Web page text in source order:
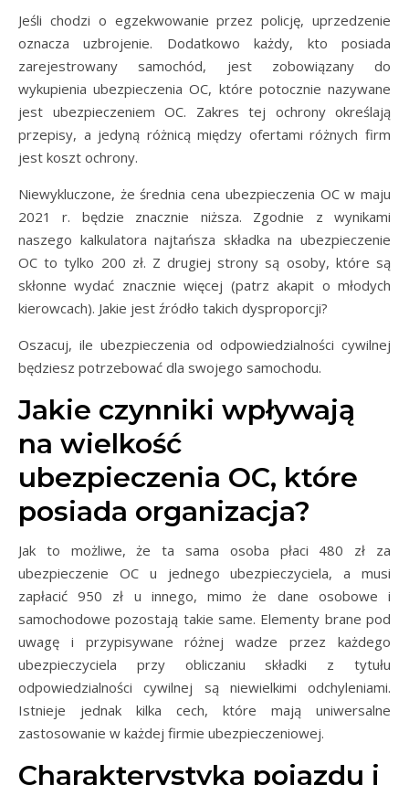
Jeśli chodzi o egzekwowanie przez policję, uprzedzenie
oznacza uzbrojenie. Dodatkowo każdy, kto posiada
zarejestrowany samochód, jest zobowiązany do
wykupienia ubezpieczenia OC, które potocznie nazywane
jest ubezpieczeniem OC. Zakres tej ochrony określają
przepisy, a jedyną różnicą między ofertami różnych firm
jest koszt ochrony.
Niewykluczone, że średnia cena ubezpieczenia OC w maju
2021 r. będzie znacznie niższa. Zgodnie z wynikami
naszego kalkulatora najtańsza składka na ubezpieczenie
OC to tylko 200 zł. Z drugiej strony są osoby, które są
skłonne wydać znacznie więcej (patrz akapit o młodych
kierowcach). Jakie jest źródło takich dysproporcji?
Oszacuj, ile ubezpieczenia od odpowiedzialności cywilnej
będziesz potrzebować dla swojego samochodu.
Jakie czynniki wpływają
na wielkość
ubezpieczenia OC, które
posiada organizacja?
Jak to możliwe, że ta sama osoba płaci 480 zł za
ubezpieczenie OC u jednego ubezpieczyciela, a musi
zapłacić 950 zł u innego, mimo że dane osobowe i
samochodowe pozostają takie same. Elementy brane pod
uwagę i przypisywane różnej wadze przez każdego
ubezpieczyciela przy obliczaniu składki z tytułu
odpowiedzialności cywilnej są niewielkimi odchyleniami.
Istnieje jednak kilka cech, które mają uniwersalne
zastosowanie w każdej firmie ubezpieczeniowej.
Charakterystyka pojazdu i